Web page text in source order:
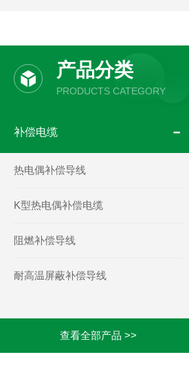
产品分类
PRODUCTS CATEGORY
补偿电缆
热电偶补偿导线
K型热电偶补偿电缆
阻燃补偿导线
耐高温屏蔽补偿导线
查看全部产品 >>